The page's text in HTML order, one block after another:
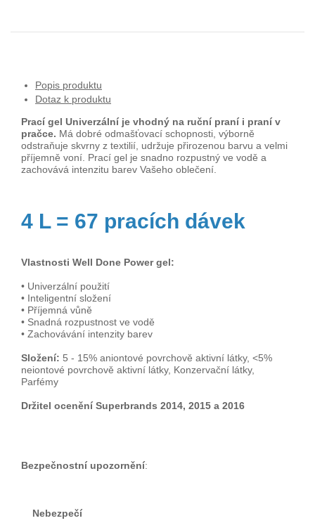
Popis produktu
Dotaz k produktu
Prací gel Univerzální je vhodný na ruční praní i praní v
pračce. Má dobré odmašťovací schopnosti, výborně
odstraňuje skvrny z textilií, udržuje přirozenou barvu a velmi
příjemně voní. Prací gel je snadno rozpustný ve vodě a
zachovává intenzitu barev Vašeho oblečení.
4 L = 67 pracích dávek
Vlastnosti Well Done Power gel:
• Univerzální použití
• Inteligentní složení
• Příjemná vůně
• Snadná rozpustnost ve vodě
• Zachovávání intenzity barev
Složení: 5 - 15% aniontové povrchově aktivní látky, <5%
neiontové povrchově aktivní látky, Konzervační látky,
Parfémy
Držitel ocenění Superbrands 2014, 2015 a 2016
Bezpečnostní upozornění:
Nebezpečí